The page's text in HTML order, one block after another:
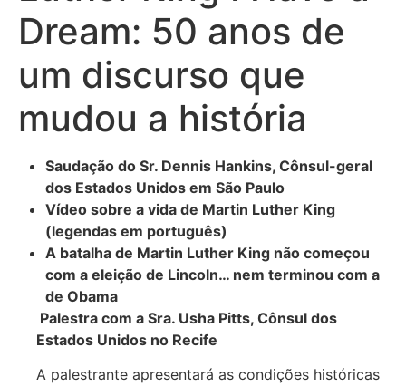
Dream: 50 anos de
um discurso que
mudou a história
Saudação do Sr. Dennis Hankins, Cônsul-geral
dos Estados Unidos em São Paulo
Vídeo sobre a vida de Martin Luther King
(legendas em português)
A batalha de Martin Luther King não começou
com a eleição de Lincoln… nem terminou com a
de Obama
Palestra com a Sra. Usha Pitts, Cônsul dos
Estados Unidos no Recife
A palestrante apresentará as condições históricas